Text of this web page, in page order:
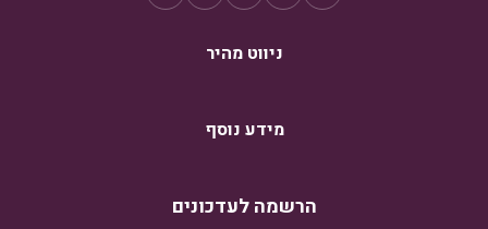
ניווט מהיר
מידע נוסף
הרשמה לעדכונים